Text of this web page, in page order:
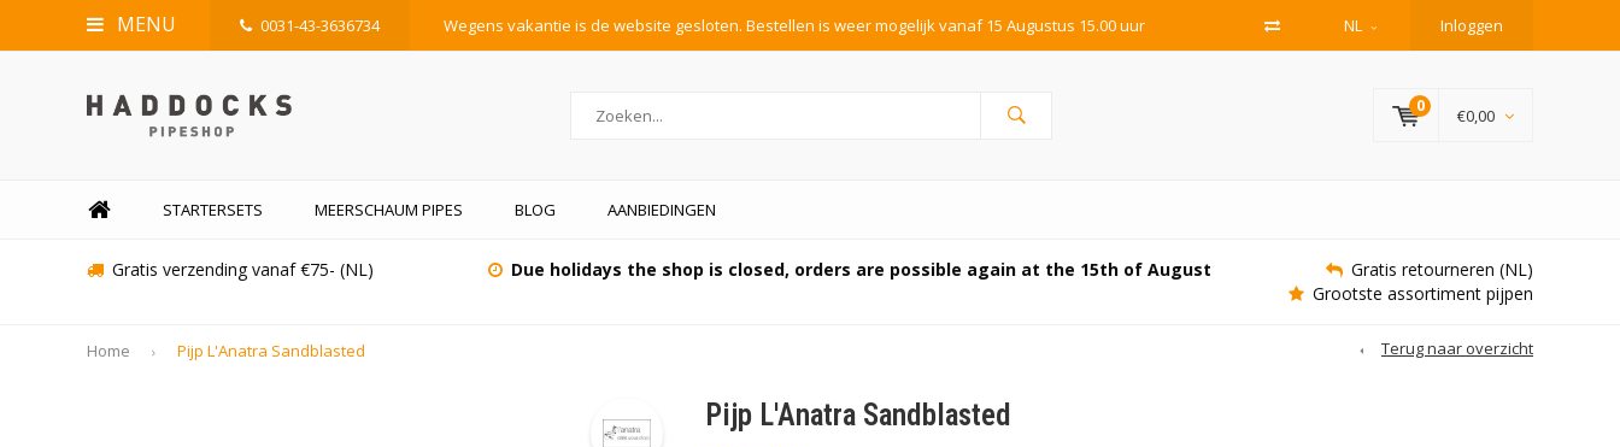
MENU 0031-43-3636734 Wegens vakantie is de website gesloten. Bestellen is weer mogelijk vanaf 15 Augustus 15.00 uur NL Inloggen
0 €0,00
STARTERSETS MEERSCHAUM PIPES BLOG AANBIEDINGEN
Gratis verzending vanaf €75- (NL) Due holidays the shop is closed, orders are possible again at the 15th of August
Gratis retourneren (NL)
Grootste assortiment pijpen
Home Pijp L'Anatra Sandblasted Terug naar overzicht
Pijp L'Anatra Sandblasted